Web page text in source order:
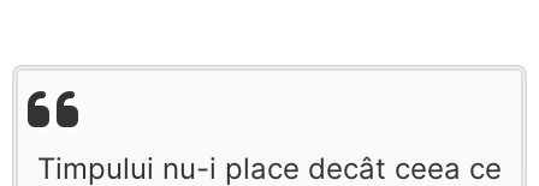
Timpului nu-i place decât ceea ce